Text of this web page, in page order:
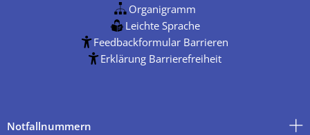
Organigramm
Leichte Sprache
Feedbackformular Barrieren
Erklärung Barrierefreiheit
Notfallnummern